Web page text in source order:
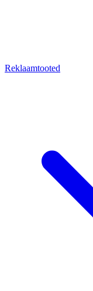
Reklaamtooted